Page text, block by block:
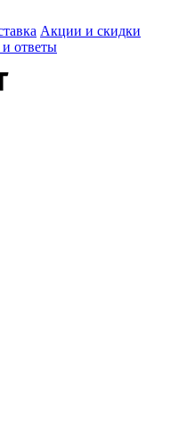
Акции и скидки
ответы